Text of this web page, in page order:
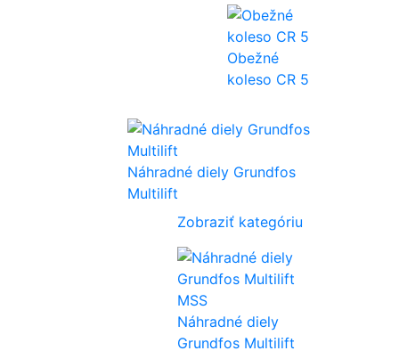
Obežné
koleso CR 5
Náhradné diely Grundfos
Multilift
Zobraziť kategóriu
Náhradné diely
Grundfos Multilift